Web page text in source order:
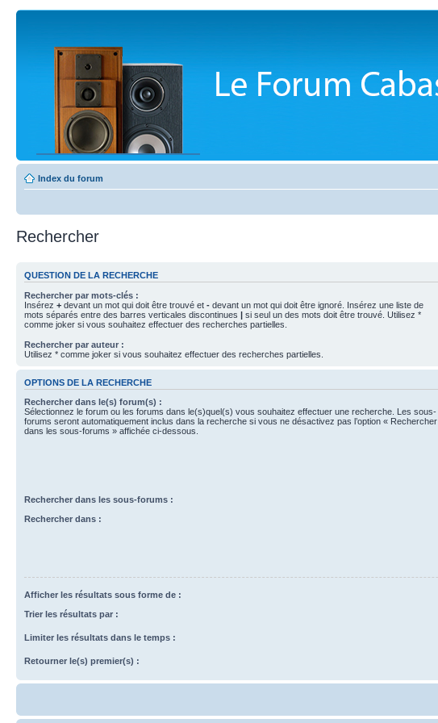
Index du forum
Rechercher
QUESTION DE LA RECHERCHE
Rechercher par mots-clés :
Insérez + devant un mot qui doit être trouvé et - devant un mot qui doit être ignoré. Insérez une liste de
mots séparés entre des barres verticales discontinues | si seul un des mots doit être trouvé. Utilisez *
comme joker si vous souhaitez effectuer des recherches partielles.
Rechercher par auteur :
Utilisez * comme joker si vous souhaitez effectuer des recherches partielles.
OPTIONS DE LA RECHERCHE
Rechercher dans le(s) forum(s) :
Sélectionnez le forum ou les forums dans le(s)quel(s) vous souhaitez effectuer une recherche. Les sous-
forums seront automatiquement inclus dans la recherche si vous ne désactivez pas l’option « Rechercher
dans les sous-forums » affichée ci-dessous.
Rechercher dans les sous-forums :
Rechercher dans :
Afficher les résultats sous forme de :
Trier les résultats par :
Limiter les résultats dans le temps :
Retourner le(s) premier(s) :